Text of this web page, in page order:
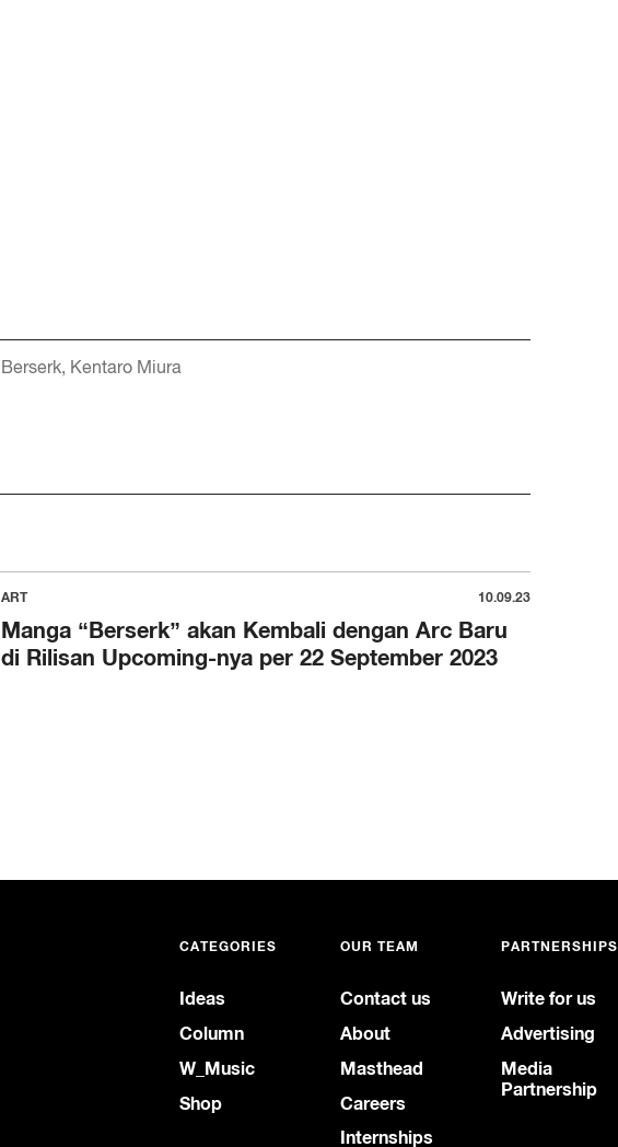
Berserk Kentaro Miura
ART 10.09.23
Manga “Berserk” akan Kembali dengan Arc Baru
di Rilisan Upcoming-nya per 22 September 2023
CATEGORIES
Ideas
Column
W_Music
Shop
OUR TEAM
Contact us
About
Masthead
Careers
Internships
PARTNERSHIPS
Write for us
Advertising
Media
Partnership